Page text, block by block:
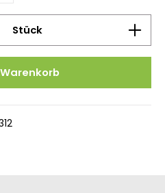
gewünschten Wert
Stück